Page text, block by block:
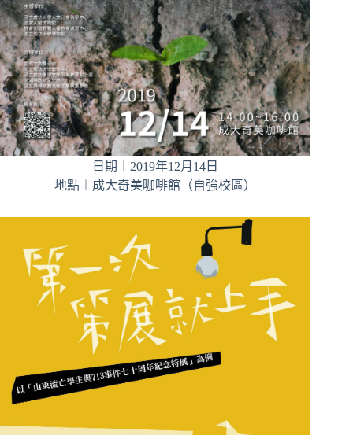
日期︱2019年12月14日
地點︱成大奇美咖啡館（自強校區）